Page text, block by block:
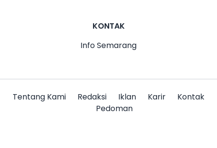
KONTAK
Info Semarang
Tentang Kami Redaksi Iklan Karir
Kontak
Pedoman